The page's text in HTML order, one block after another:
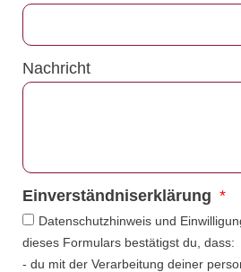
Nachricht
Einverständniserklärung
Datenschutzhinweis und
dieses Formulars bestätigst du, dass:
- du mit der Verarbeitung deiner